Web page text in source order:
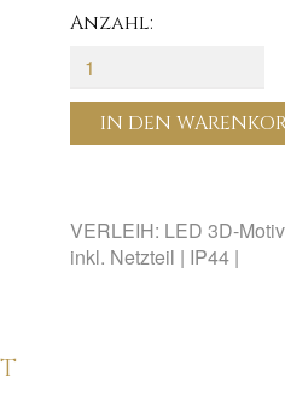
Anzahl:
IN DEN
VERLEIH: LED 3D-
inkl. Netzteil | IP44 |